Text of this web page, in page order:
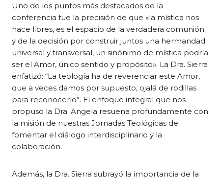
Uno de los puntos más destacados de la
conferencia fue la precisión de que «la mística nos
hace libres, es el espacio de la verdadera comunión
y de la decisión por construir juntos una hermandad
universal y transversal, un sinónimo de mística podría
ser el Amor, único sentido y propósito». La Dra. Sierra
enfatizó: “La teología ha de reverenciar este Amor,
que a veces damos por supuesto, ojalá de rodillas
para reconocerlo”. El enfoque integral que nos
propuso la Dra. Angela resuena profundamente con
la misión de nuestras Jornadas Teológicas de
fomentar el diálogo interdisciplinario y la
colaboración.
Además, la Dra. Sierra subrayó la importancia de la